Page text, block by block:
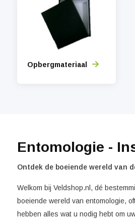
Opbergmateriaal
Entomologie -
Ontdek de boeiende wereld van
Welkom bij Veldshop.nl, dé
boeiende wereld van entomologie,
hebben alles wat u nodig hebt om